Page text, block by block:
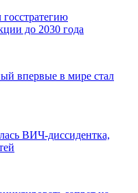
до 2030 года
впервые в мире стал
ВИЧ-диссидентка,